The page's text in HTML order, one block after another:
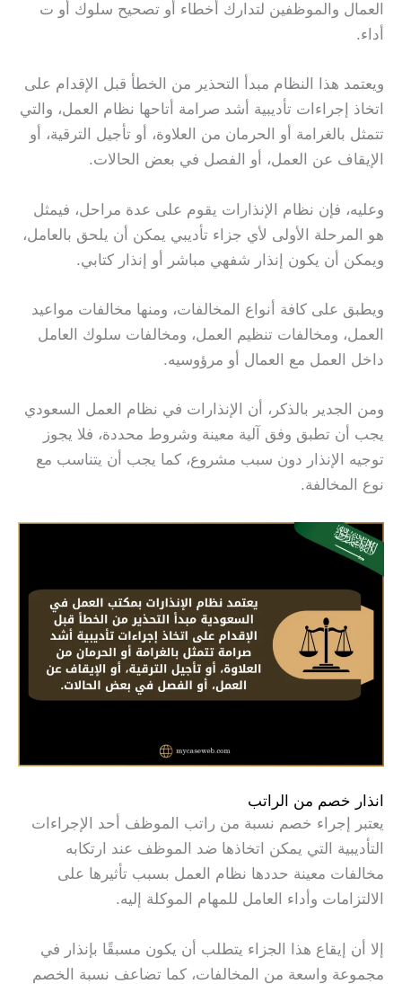
العمال والموظفين لتدارك أخطاء أو تصحيح سلوك أو ت
أداء.
ويعتمد هذا النظام مبدأ التحذير من الخطأ قبل الإقدام على
اتخاذ إجراءات تأديبية أشد صرامة أتاحها نظام العمل، والتي
تتمثل بالغرامة أو الحرمان من العلاوة، أو تأجيل الترقية، أو
الإيقاف عن العمل، أو الفصل في بعض الحالات.
وعليه، فإن نظام الإنذارات يقوم على عدة مراحل، فيمثل
هو المرحلة الأولى لأي جزاء تأديبي يمكن أن يلحق بالعامل،
ويمكن أن يكون إنذار شفهي مباشر أو إنذار كتابي.
ويطبق على كافة أنواع المخالفات، ومنها مخالفات مواعيد
العمل، ومخالفات تنظيم العمل، ومخالفات سلوك العامل
داخل العمل مع العمال أو مرؤوسيه.
ومن الجدير بالذكر، أن الإنذارات في نظام العمل السعودي
يجب أن تطبق وفق آلية معينة وشروط محددة، فلا يجوز
توجيه الإنذار دون سبب مشروع، كما يجب أن يتناسب مع
نوع المخالفة.
انذار خصم من الراتب
يعتبر إجراء خصم نسبة من راتب الموظف أحد الإجراءات
التأديبية التي يمكن اتخاذها ضد الموظف عند ارتكابه
مخالفات معينة حددها نظام العمل بسبب تأثيرها على
الالتزامات وأداء العامل للمهام الموكلة إليه.
إلا أن إيقاع هذا الجزاء يتطلب أن يكون مسبقًا بإنذار في
مجموعة واسعة من المخالفات، كما تضاعف نسبة الخصم